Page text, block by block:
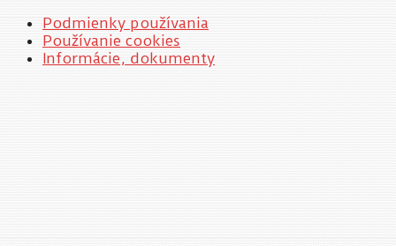
Podmienky používania
Používanie cookies
Informácie, dokumenty